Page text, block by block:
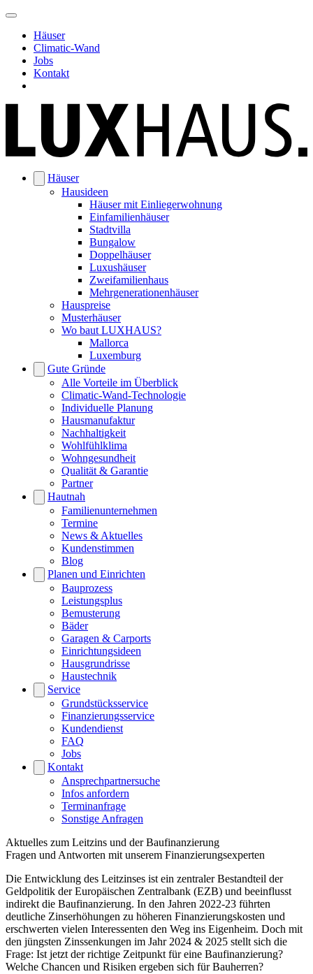
Häuser
Climatic-Wand
Jobs
Kontakt
Häuser
Hausideen
Häuser mit Einliegerwohnung
Einfamilienhäuser
Stadtvilla
Bungalow
Doppelhäuser
Luxushäuser
Zweifamilienhaus
Mehrgenerationenhäuser
Hauspreise
Musterhäuser
Wo baut LUXHAUS?
Mallorca
Luxemburg
Gute Gründe
Alle Vorteile im Überblick
Climatic-Wand-Technologie
Individuelle Planung
Hausmanufaktur
Nachhaltigkeit
Wohlfühlklima
Wohngesundheit
Qualität & Garantie
Partner
Hautnah
Familienunternehmen
Termine
News & Aktuelles
Kundenstimmen
Blog
Planen und Einrichten
Bauprozess
Leistungsplus
Bemusterung
Bäder
Garagen & Carports
Einrichtungsideen
Hausgrundrisse
Haustechnik
Service
Grundstücksservice
Finanzierungsservice
Kundendienst
FAQ
Jobs
Kontakt
Ansprechpartnersuche
Infos anfordern
Terminanfrage
Sonstige Anfragen
Aktuelles zum Leitzins und der Baufinanzierung
Fragen und Antworten mit unserem Finanzierungsexperten
Die Entwicklung des Leitzinses ist ein zentraler Bestandteil der
Geldpolitik der Europäischen Zentralbank (EZB) und beeinflusst
indirekt die Baufinanzierung. In den Jahren 2022-23 führten
deutliche Zinserhöhungen zu höheren Finanzierungskosten und
erschwerten vielen Interessenten den Weg ins Eigenheim. Doch mit
den jüngsten Zinssenkungen im Jahr 2024 & 2025 stellt sich die
Frage: Ist jetzt der richtige Zeitpunkt für eine Baufinanzierung?
Welche Chancen und Risiken ergeben sich für Bauherren?